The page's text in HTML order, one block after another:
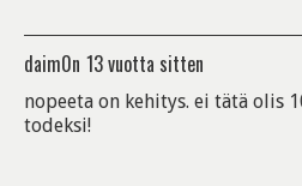
daim0n 13 vuotta sitten
nopeeta on kehitys. ei tätä olis
todeksi!